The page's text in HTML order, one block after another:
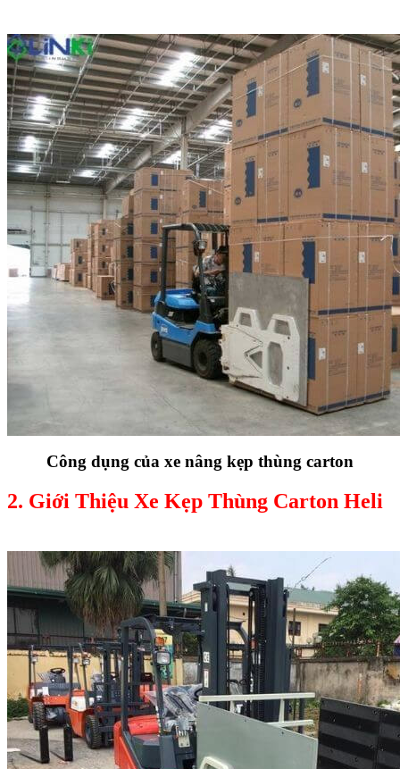
Công dụng của xe nâng kẹp thùng carton
2. Giới Thiệu Xe Kẹp Thùng Carton Heli